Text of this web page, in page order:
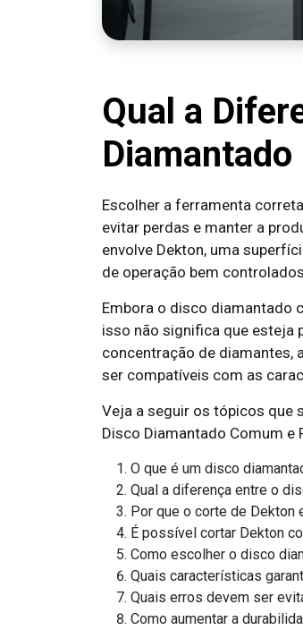
Qual a
Escolher a ferramenta
evitar perdas e manter a
envolve Dekton, uma
de operação bem
Embora o disco diamantado
isso não significa que esteja
concentração de diamantes,
ser compatíveis com as
Veja a seguir os tópicos que
Disco Diamantado Comum e
O que é um disco
Qual a diferença entre o
Por que o corte de Dekton
É possível cortar Dekton
Como escolher o disco
Quais características
Quais erros devem ser
Como aumentar a